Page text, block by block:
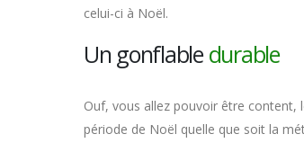
celui-ci à Noël.
Un gonflabledurable
Ouf, vous allez pouvoir être content,
période de Noël quelle que soit la